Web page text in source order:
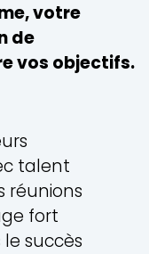
votre
de
vos objectifs.
talent
réunions
fort
succès